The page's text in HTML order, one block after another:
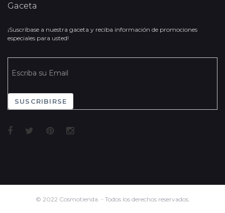
Gaceta
¡Suscríbase a nuestra gaceta y reciba información de promociones
especiales para usted!
SUSCRIBIRSE
© 2022 Cosmotienda. - Todos los derechos reservados.